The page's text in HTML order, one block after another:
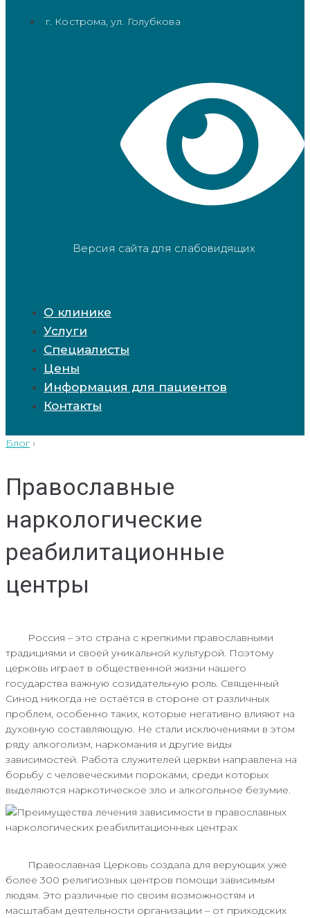
г. Кострома, ул. Голубкова
Версия сайта для слабовидящих
О клинике
Услуги
Специалисты
Цены
Информация для пациентов
Контакты
Блог ›
Православные
наркологические
реабилитационные
центры
Россия – это страна с крепкими православными
традициями и своей уникальной культурой. Поэтому
церковь играет в общественной жизни нашего
государства важную созидательную роль. Священный
Синод никогда не остаётся в стороне от различных
проблем, особенно таких, которые негативно влияют на
духовную составляющую. Не стали исключениями в этом
ряду алкоголизм, наркомания и другие виды
зависимостей. Работа служителей церкви направлена на
борьбу с человеческими пороками, среди которых
выделяются наркотическое зло и алкогольное безумие.
Православная Церковь создала для верующих уже
более 300 религиозных центров помощи зависимым
людям. Это различные по своим возможностям и
масштабам деятельности организации – от приходских